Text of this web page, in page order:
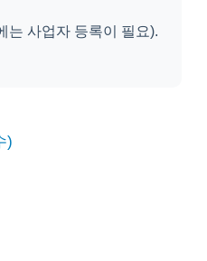
는 사업자 등록이 필요).
)